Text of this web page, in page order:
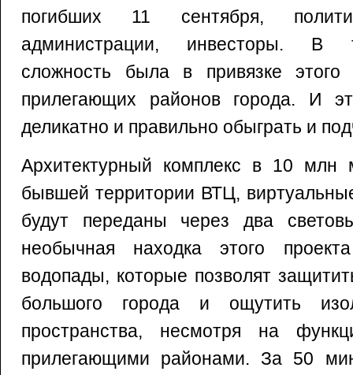
погибших 11 сентября,
администрации, инвесторы. В
сложность была в привязке
прилегающих районов города. И
деликатно и правильно обыграть и
Архитектурный комплекс в 10 млн
бывшей территории ВТЦ,
будут переданы через два
необычная находка этого
водопады, которые позволят
большого города и ощутить
пространства, несмотря на
прилегающими районами. За 50